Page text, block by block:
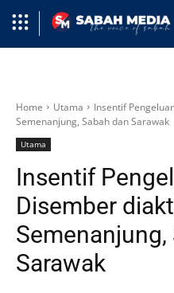
Home Utama
Insentif
Semenanjung, Sabah dan Sarawak
Utama
Insentif
Disember
Semenanjung,
Sarawak